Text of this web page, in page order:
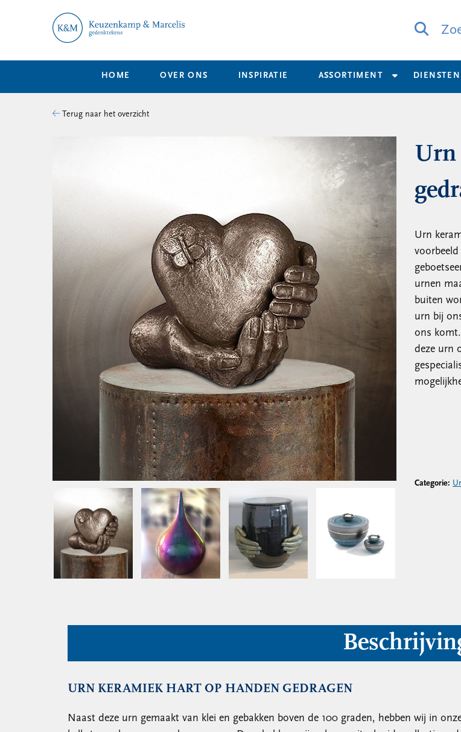
HOME OVER ONS INSPIRATIE ASSORTIMENT DIENSTEN
Terug naar het overzicht
Urn
Urn
urnen
buiten
urn bij
ons
deze urn
Categorie:
URN KERAMIEK HART OP HANDEN GEDRAGEN
Naast deze urn gemaakt van klei en gebakken boven de 100 graden, hebben wij in